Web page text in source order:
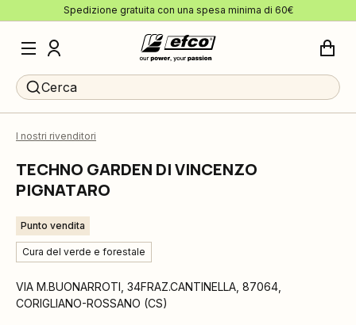
Spedizione gratuita con una spesa minima di 60€
Cerca
I nostri rivenditori
TECHNO GARDEN DI VINCENZO
PIGNATARO
Punto vendita
Cura del verde e forestale
VIA M.BUONARROTI, 34FRAZ.CANTINELLA 87064
CORIGLIANO-ROSSANO (CS)